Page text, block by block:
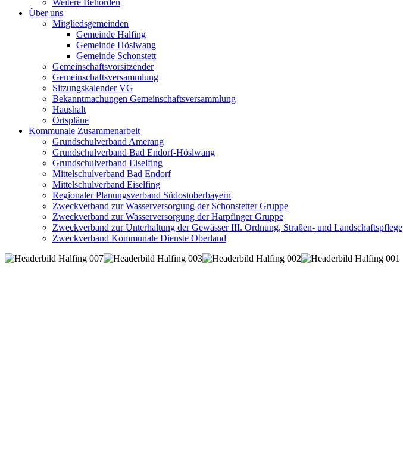
Weitere Behörden
Über uns
Mitgliedsgemeinden
Gemeinde Halfing
Gemeinde Höslwang
Gemeinde Schonstett
Gemeinschaftsvorsitzender
Gemeinschaftsversammlung
Sitzungskalender VG
Bekanntmachungen Gemeinschaftsversammlung
Haushalt
Ortspläne
Kommunale Zusammenarbeit
Grundschulverband Amerang
Grundschulverband Bad Endorf-Höslwang
Grundschulverband Eiselfing
Mittelschulverband Bad Endorf
Mittelschulverband Eiselfing
Regionaler Planungsverband Südostoberbayern
Zweckverband zur Wasserversorgung der Schonstetter Gruppe
Zweckverband zur Wasserversorgung der Harpfinger Gruppe
Zweckverband zur Unterhaltung der Gewässer III. Ordnung, Straßen- und Landschaftspflege
Zweckverband Kommunale Dienste Oberland